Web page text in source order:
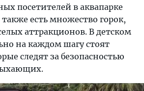
посетителей в аквапарке
есть множество горок,
аттракционов. В детском
на каждом шагу стоят
следят за безопасностью